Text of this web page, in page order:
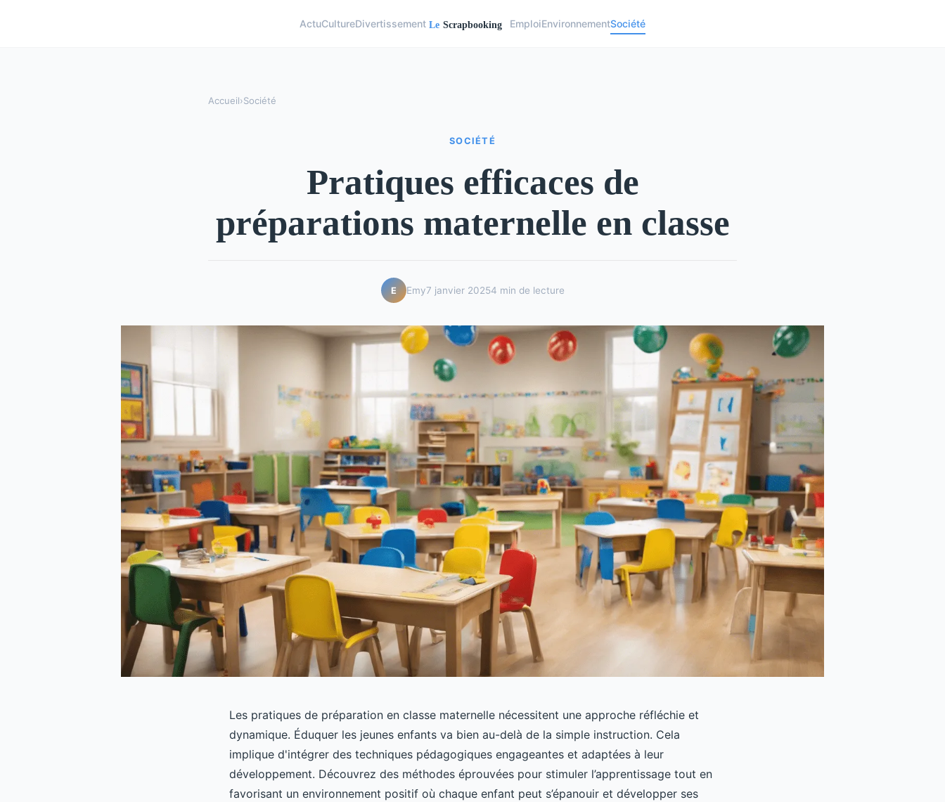
ActuCultureDivertissement EmploiEnvironnementSociété
Accueil›Société
SOCIÉTÉ
Pratiques efficaces de
préparations maternelle en classe
E Emy7 janvier 20254 min de lecture
Les pratiques de préparation en classe maternelle nécessitent une approche réfléchie et
dynamique. Éduquer les jeunes enfants va bien au-delà de la simple instruction. Cela
implique d'intégrer des techniques pédagogiques engageantes et adaptées à leur
développement. Découvrez des méthodes éprouvées pour stimuler l’apprentissage tout en
favorisant un environnement positif où chaque enfant peut s’épanouir et développer ses